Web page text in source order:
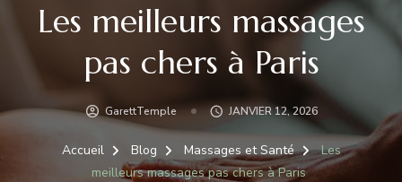
Les meilleurs massages
pas chers à Paris
GarettTemple JANVIER 12, 2026
Accueil Blog Massages et Santé
Les
meilleurs massages pas chers à Paris